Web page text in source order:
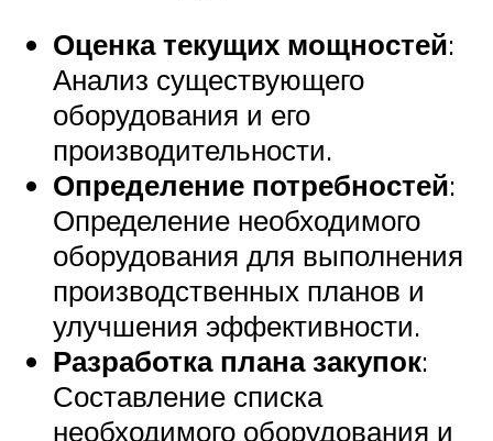
Оценка текущих мощностей:
Анализ существующего
оборудования и его
производительности.
Определение потребностей:
Определение необходимого
оборудования для выполнения
производственных планов и
улучшения эффективности.
Разработка плана закупок:
Составление списка
необходимого оборудования и